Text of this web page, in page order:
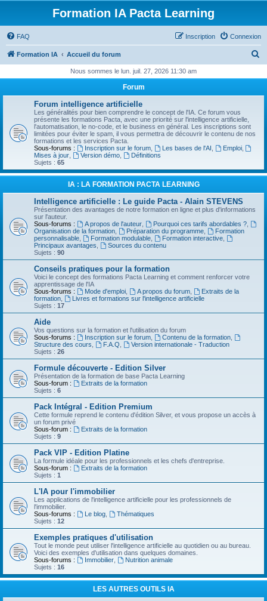
Formation IA Pacta Learning
FAQ Connexion
Inscription
Formation IA Accueil du forum
h
e
Nous sommes le lun. juil. 27, 2026 11:30 am
Forum
Forum intelligence artificielle
Les généralités pour bien comprendre le concept de l'IA. Ce forum vous
présente les formations Pacta, avec une priorité sur l'intelligence artificielle,
l'automatisation, le no-code, et le business en général. Les inscriptions sont
limitées pour éviter le spam, il vous permettra de découvrir le contenu de nos
formations et les services Pacta.
Sous-forums :
Inscription sur le forum, Les bases de l'AI Emploi,
Mises à jour
Version démo,
Définitions
Sujets : 65
IA : LA FORMATION PACTA LEARNING
Intelligence artificielle : Le guide Pacta - Alain STEVENS
Présentation des avantages de notre formation en ligne et plus d'informations
sur l'auteur.
Sous-forums :
A propos de l'auteur, Pourquoi ces tarifs abordables ?,
Organisation de la formation
Préparation du programme,
Formation
personnalisable
Formation modulable, Formation interactive,
Principaux avantages
Sources du contenu
Sujets : 90
Conseils pratiques pour la formation
Voici le concept des formations Pacta Learning et comment renforcer votre
apprentissage de l'IA
Sous-forums :
Mode d'emploi, A propos du forum,
Extraits de la
formation
Livres et formations sur l'intelligence artificielle
Sujets : 17
Aide
Vos questions sur la formation et l'utilisation du forum
Sous-forums :
Inscription sur le forum, Contenu de la formation,
Structure des cours
F.A.Q
Version internationale - Traduction
Sujets : 26
Formule découverte - Edition Silver
Présentation de la formation de base Pacta Learning
Sous-forum :
Extraits de la formation
Sujets : 6
Pack Intégral - Edition Premium
Cette formule reprend le contenu d'édition Silver, et vous propose un accès à
un forum privé
Sous-forum :
Extraits de la formation
Sujets : 9
Pack VIP - Edition Platine
La formule idéale pour les professionnels et les chefs d'entreprise.
Sous-forum :
Extraits de la formation
Sujets : 1
L'IA pour l'immobilier
Les applications de l'intelligence artificielle pour les professionnels de
l'immobilier.
Sous-forums :
Le blog,
Thématiques
Sujets : 12
Exemples pratiques d'utilisation
Tout le monde peut utiliser l'intelligence artificielle au quotidien ou au bureau.
Voici des exemples d'utilisation dans quelques domaines.
Sous-forums :
Immobilier,
Nutrition animale
Sujets : 16
LES AUTRES OUTILS IA